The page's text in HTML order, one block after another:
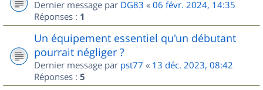
Dernier message par DG83 « 06 févr. 2024, 14:35
Réponses : 1
Un équipement essentiel qu'un débutant
pourrait négliger ?
Dernier message par pst77 « 13 déc. 2023, 08:42
Réponses : 5